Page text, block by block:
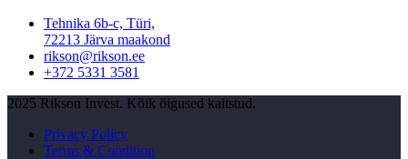
Tehnika 6b-c, Türi,
72213 Järva maakond
rikson@rikson.ee
+372 5331 3581
2025 Rikson Invest. Kõik õigused kaitstud.
Privacy Policy
Terms & Condition